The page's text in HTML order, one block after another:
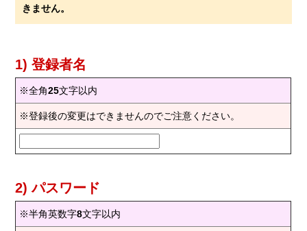
きません。
1) 登録者名
※全角25文字以内
※登録後の変更はできませんのでご注意ください。
2) パスワード
※半角英数字8文字以内